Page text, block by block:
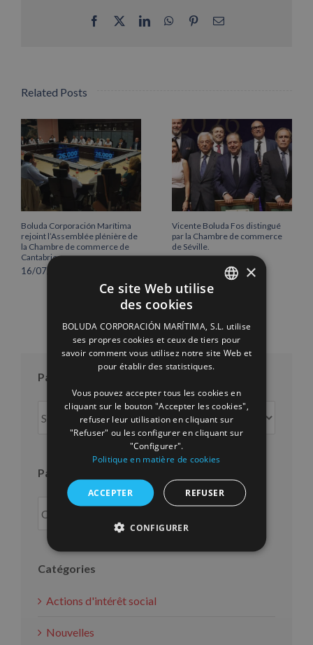
Facebook LinkedInWhatsApp
PinterestEmail
Related Posts
Boluda Corporación Marítima
rejoint l’Assemblée plénière de
la Chambre de commerce de
Cantabrie
16/07/2026
Vicente Boluda Fos distingué
par la Chambre de commerce
de Séville.
Par mois
mois
Par an
Catégories
Actions d'intérêt social
Nouvelles
ENGLISH
FRENCH
×
Ce site Web utilise
des cookies
BOLUDA CORPORACIÓN MARÍTIMA, S.L. utilise
ses propres cookies et ceux de tiers pour
savoir comment vous utilisez notre site Web et
pour établir des statistiques.
Vous pouvez accepter tous les cookies en
cliquant sur le bouton "Accepter les cookies",
refuser leur utilisation en cliquant sur
"Refuser" ou les configurer en cliquant sur
"Configurer".
Politique en matière de cookies
ACCEPTER REFUSER
CONFIGURER